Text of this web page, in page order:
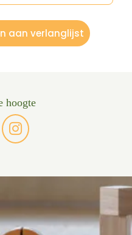
aan verlanglijst
hoogte